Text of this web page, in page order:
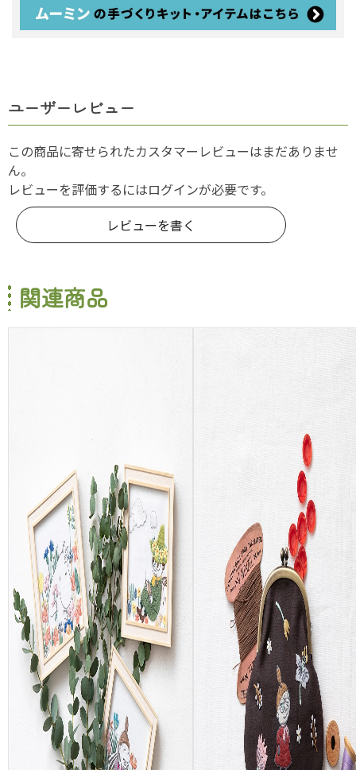
ユーザーレビュー
この商品に寄せられたカスタマーレビューはまだありませ
ん。
レビューを評価するにはログインが必要です。
レビューを書く
関連商品